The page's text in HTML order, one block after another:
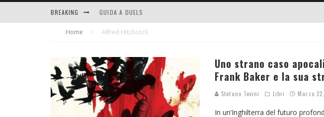
BREAKING GUIDA A DUELS
CONTRIBUTORS
Home Alfred Hitchcock
Uno strano caso
Frank Baker e la sua
Stefano Tevini Libri Marzo
In un’Inghilterra del futuro